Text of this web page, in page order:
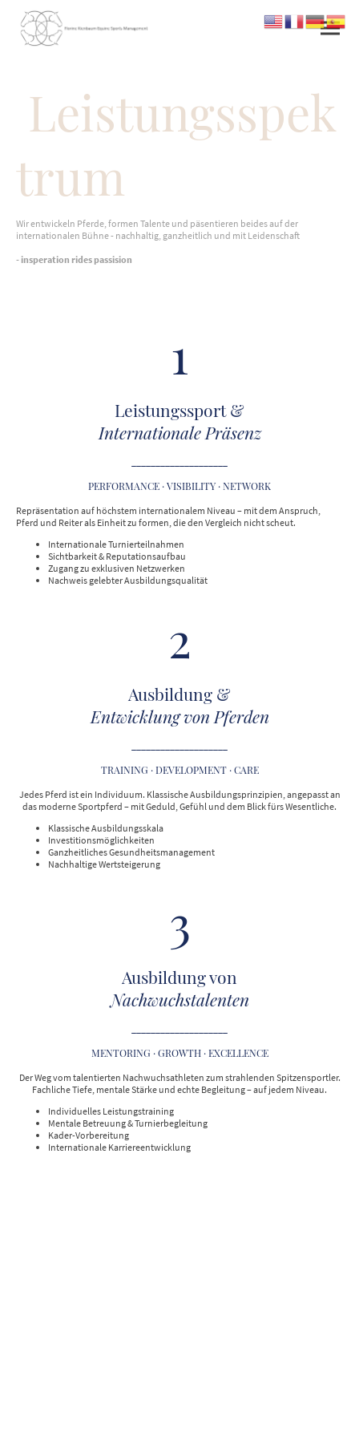
Wir entwickeln Pferde, formen Talente und päsentieren beides auf der
internationalen Bühne - nachhaltig, ganzheitlich und mit Leidenschaft
- insperation rides passision
Leistungsspek
trum
1
Leistungssport &
Internationale Präsenz
PERFORMANCE · VISIBILITY · NETWORK
Repräsentation auf höchstem internationalem Niveau – mit dem Anspruch,
Pferd und Reiter als Einheit zu formen, die den Vergleich nicht scheut.
Internationale Turnierteilnahmen
Sichtbarkeit & Reputationsaufbau
Zugang zu exklusiven Netzwerken
Nachweis gelebter Ausbildungsqualität
2
Ausbildung &
Entwicklung von Pferden
TRAINING · DEVELOPMENT · CARE
Jedes Pferd ist ein Individuum. Klassische Ausbildungsprinzipien, angepasst an
das moderne Sportpferd – mit Geduld, Gefühl und dem Blick fürs Wesentliche.
Klassische Ausbildungsskala
Investitionsmöglichkeiten
Ganzheitliches Gesundheitsmanagement
Nachhaltige Wertsteigerung
3
Ausbildung von
Nachwuchstalenten
MENTORING · GROWTH · EXCELLENCE
Der Weg vom talentierten Nachwuchsathleten zum strahlenden Spitzensportler.
Fachliche Tiefe, mentale Stärke und echte Begleitung – auf jedem Niveau.
Individuelles Leistungstraining
Mentale Betreuung & Turnierbegleitung
Kader-Vorbereitung
Internationale Karriereentwicklung